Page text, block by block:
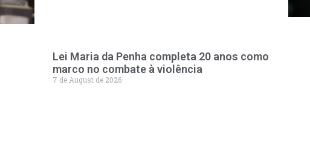
Lei Maria da Penha completa 20 anos como
marco no combate à violência
7 de August de 2026